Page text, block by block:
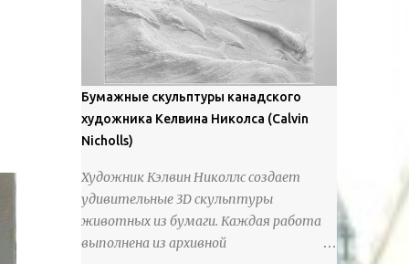
уникальной манерой использования
освещения". Для просмотра всех работ,
посетите страницу –
https://www.artfinder.com/artist/takayuki-
harada/about/#/
Бумажные скульптуры канадского
художника Келвина Николса (Calvin
Nicholls)
Художник Кэлвин Николлс создает
удивительные 3D скульптуры
животных из бумаги. Каждая работа
выполнена из архивной